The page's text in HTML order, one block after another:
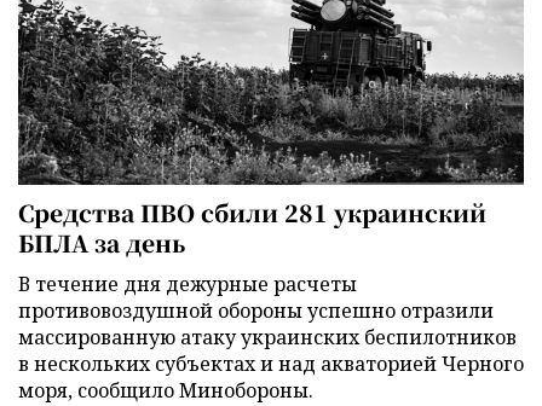
Средства ПВО сбили 281 украинский
БПЛА за день
В течение дня дежурные расчеты
противовоздушной обороны успешно отразили
массированную атаку украинских беспилотников
в нескольких субъектах и над акваторией Черного
моря, сообщило Минобороны.